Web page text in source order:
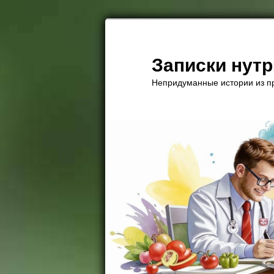
Записки
Непридуманные истории из